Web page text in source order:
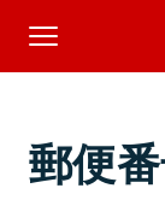
郵便